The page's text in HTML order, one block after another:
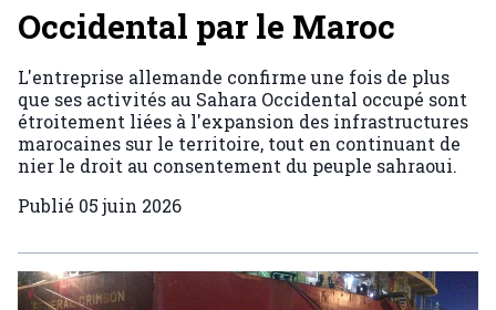
Occidental par le Maroc
L'entreprise allemande confirme une fois de plus
que ses activités au Sahara Occidental occupé sont
étroitement liées à l'expansion des infrastructures
marocaines sur le territoire, tout en continuant de
nier le droit au consentement du peuple sahraoui.
Publié 05 juin 2026